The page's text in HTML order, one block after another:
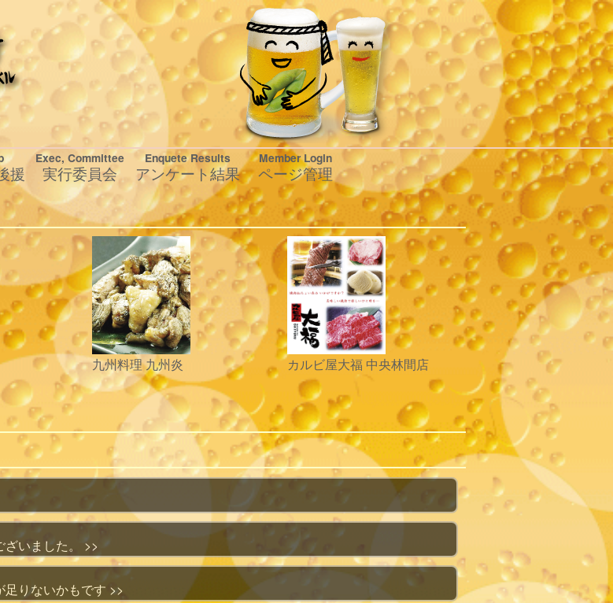
援
Exec, Committee
実行委員会
Enquete Results
アンケート結果
Member Login
ページ管理
九州料理 九州炎 カルビ屋大福 中央林間店
いました。 >>
りないかもです >>